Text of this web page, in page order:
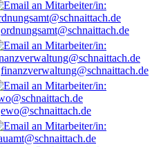
ordnungsamt@schnaittach.de
finanzverwaltung@schnaittach.de
ewo@schnaittach.de